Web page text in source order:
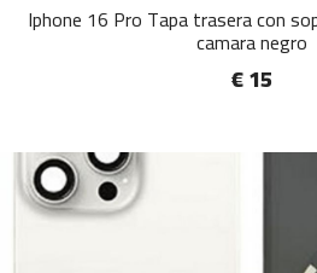
Iphone 16 Pro Tapa trasera con
camara negro
€ 15